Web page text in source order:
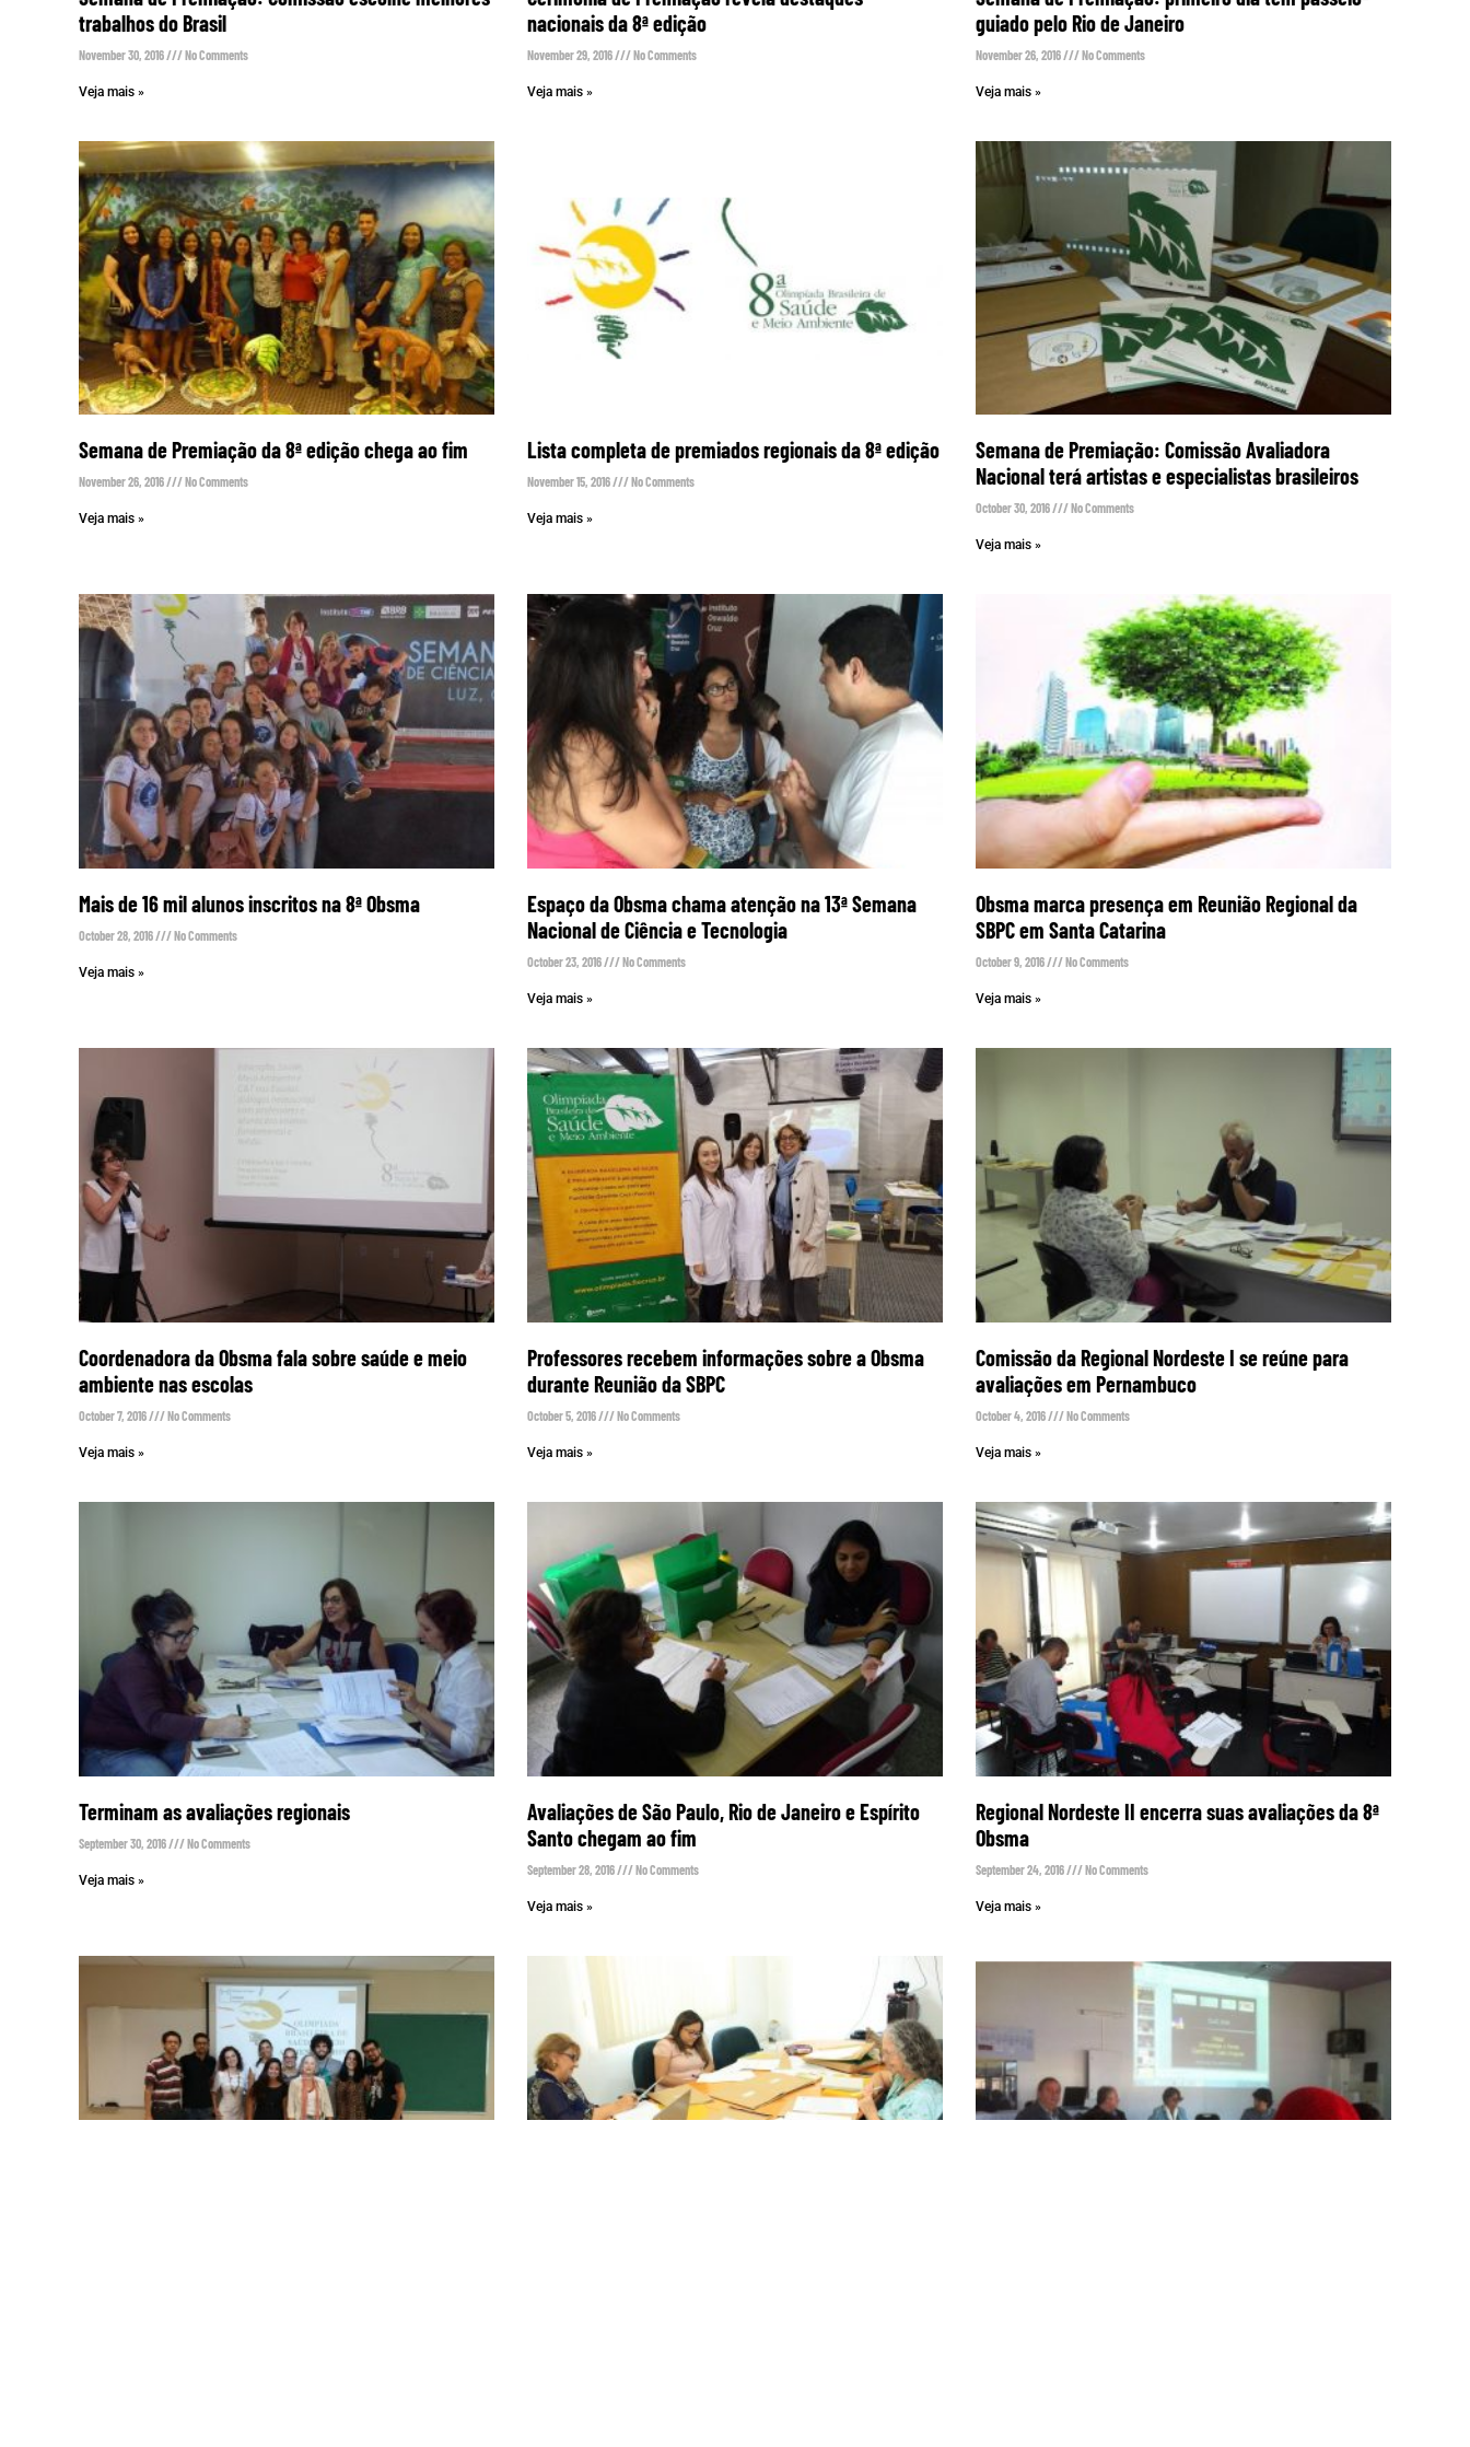
trabalhos do Brasil
November 30, 2016 No Comments
Veja mais »
nacionais da 8ª edição
November 29, 2016 No Comments
Veja mais »
guiado pelo Rio de Janeiro
November 26, 2016 No Comments
Veja mais »
Semana de Premiação da 8ª edição chega ao fim
November 26, 2016 No Comments
Veja mais »
Lista completa de premiados regionais da 8ª edição
November 15, 2016 No Comments
Veja mais »
Semana de Premiação: Comissão Avaliadora
Nacional terá artistas e especialistas brasileiros
October 30, 2016 No Comments
Veja mais »
Mais de 16 mil alunos inscritos na 8ª Obsma
October 28, 2016 No Comments
Veja mais »
Espaço da Obsma chama atenção na 13ª Semana
Nacional de Ciência e Tecnologia
October 23, 2016 No Comments
Veja mais »
Obsma marca presença em Reunião Regional da
SBPC em Santa Catarina
October 9, 2016 No Comments
Veja mais »
Coordenadora da Obsma fala sobre saúde e meio
ambiente nas escolas
October 7, 2016 No Comments
Veja mais »
Professores recebem informações sobre a Obsma
durante Reunião da SBPC
October 5, 2016 No Comments
Veja mais »
Comissão da Regional Nordeste I se reúne para
avaliações em Pernambuco
October 4, 2016 No Comments
Veja mais »
Terminam as avaliações regionais
September 30, 2016 No Comments
Veja mais »
Avaliações de São Paulo, Rio de Janeiro e Espírito
Santo chegam ao fim
September 28, 2016 No Comments
Veja mais »
Regional Nordeste II encerra suas avaliações da 8ª
Obsma
September 24, 2016 No Comments
Veja mais »